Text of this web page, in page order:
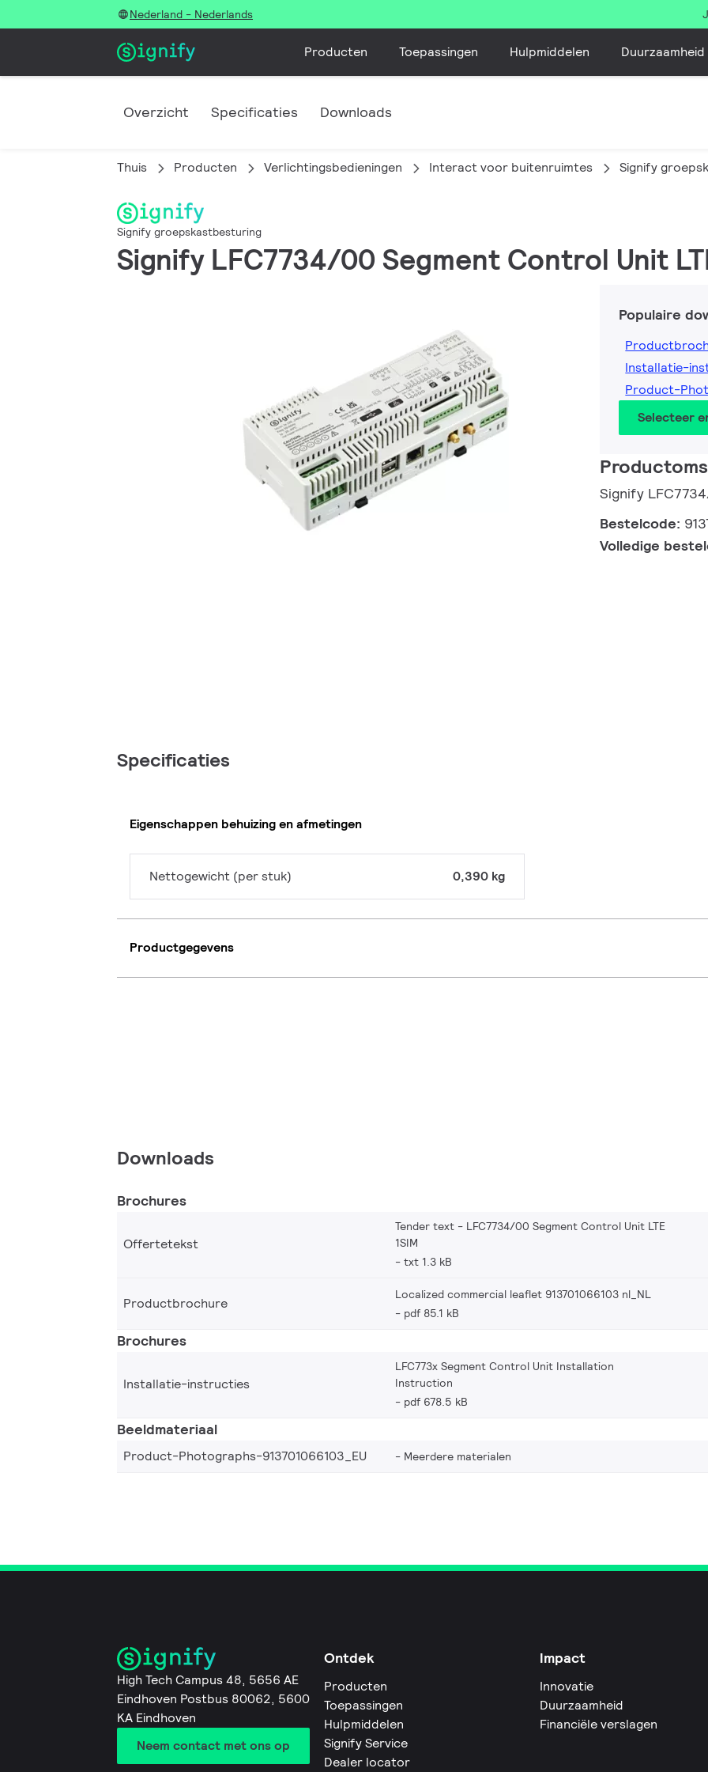
Nederland - Nederlands
Producten Toepassingen Hulpmiddelen Duurzaamheid
Overzicht Specificaties Downloads
Thuis Producten Verlichtingsbedieningen Interact voor buitenruimtes Signify
Signify groepskastbesturing
Signify LFC7734/00 Segment Control Unit
Populaire
Installatie-
Product-
Selecteer
Signify
Bestelcode:
Volledige
Specificaties
Eigenschappen behuizing en afmetingen
Nettogewicht (per stuk) 0,390 kg
Productgegevens
Downloads
Brochures
Offertetekst
Tender text - LFC7734/00 Segment Control Unit LTE
1SIM
txt 1.3 kB
Productbrochure
Localized commercial leaflet 913701066103 nl_NL
pdf 85.1 kB
Brochures
Installatie-instructies
LFC773x Segment Control Unit Installation
Instruction
pdf 678.5 kB
Beeldmateriaal
Product-Photographs-913701066103_EU Meerdere materialen
High Tech Campus 48, 5656 AE
Eindhoven Postbus 80062, 5600
KA Eindhoven
Neem contact met ons op
Ontdek
Producten
Toepassingen
Hulpmiddelen
Signify Service
Dealer locator
Impact
Innovatie
Duurzaamheid
Financiële verslagen